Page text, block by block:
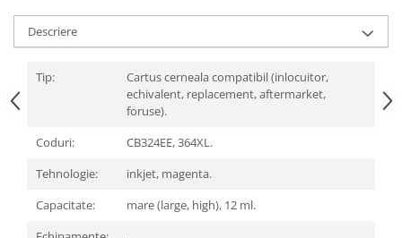
Descriere
Tip:
Cartus cerneala compatibil (inlocuitor,
echivalent, replacement, aftermarket,
foruse).
Coduri:
CB324EE, 364XL.
Tehnologie:
inkjet, magenta.
Capacitate:
mare (large, high), 12 ml.